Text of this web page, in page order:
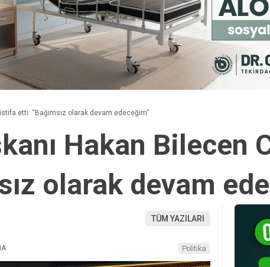
etti: “Bağımsız olarak devam edeceğim”
Hakan Bilecen
olarak devam
TÜM YAZILARI
Politika